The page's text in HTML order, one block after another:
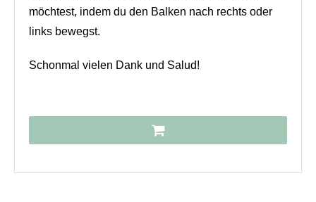
möchtest, indem du den Balken nach rechts oder
links bewegst.
Schonmal vielen Dank und Salud!